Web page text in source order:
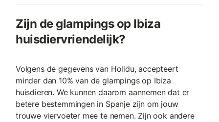
Zijn de glampings op Ibiza
huisdiervriendelijk?
Volgens de gegevens van Holidu, accepteert
minder dan 10% van de glampings op Ibiza
huisdieren. We kunnen daarom aannemen dat er
betere bestemmingen in Spanje zijn om jouw
trouwe viervoeter mee te nemen. Zijn ook andere